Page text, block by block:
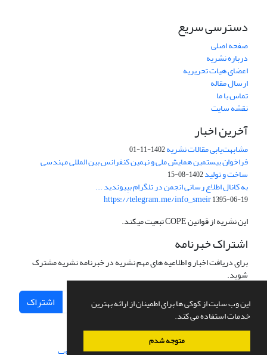
این وب سایت از کوکی ها برای اطمینان از ارائه بهترین
خدمات استفاده می کند.
متوجه شدم
دسترسی سریع
صفحه اصلی
درباره نشریه
اعضای هیات تحریریه
ارسال مقاله
تماس با ما
نقشه سایت
آخرین اخبار
مشابهت‌یابی مقالات نشریه1402-11-01
فراخوان بیستمین همایش ملی و نهمین کنفرانس بین المللی مهندسی
ساخت و تولید1402-08-15
به کانال اطلاع رسانی انجمن در تلگرام بپیوندید ...
https://telegram.me/info_smeir1395-06-19
این نشریه از قوانین COPE تبعیت میکند.
اشتراک خبرنامه
برای دریافت اخبار و اطلاعیه های مهم نشریه در خبرنامه نشریه مشترک
شوید.
اشتراک
سامانه مدیریت نشریات علمی.طراحی و پیاده سازی از سیناوب